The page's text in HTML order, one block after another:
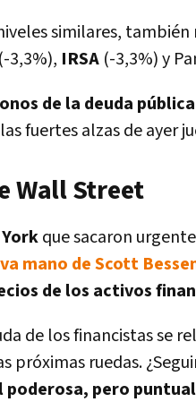
similares,
(-3,3%), IRSA (-3,3%) y
de la deuda pública
fuertes alzas de ayer
Wall Street
que sacaron
mano de Scott
de los activos
de los financistas se
próximas ruedas.
poderosa, pero puntual